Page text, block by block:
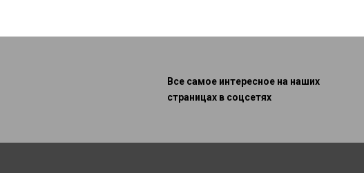
Все самое интересное на наших
страницах в соцсетях